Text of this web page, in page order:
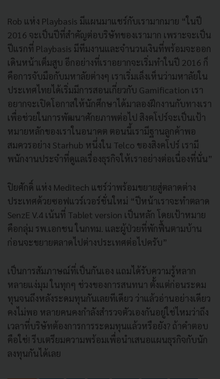
Rob แห่ง Playbasis มีแผนมาแชร์กับเรามากมาย “ในปี
2016 จะเป็นปีที่สำคัญต่อบริษัทของเรามาก เพราะจะเป็น
ปีแรกที่ Playbasis มีทีมงานและจำนวนเงินที่พร้อมจะออก
เดินหน้าเต็มสูบ อีกอย่างที่เราอยากจะเริ่มทำในปี 2016 ก็
คือการจับมือกับมหาลัยต่างๆ เราเริ่มเล็งเห็นว่ามหาลัยใน
ประเทศไทยได้เริ่มมีการสอนเกี่ยวกับ Gamification เรา
อยากจะเปิดโอกาสให้นักศึกษาได้มาลองฝึกงานกับทางเรา
เพื่อช่วยในการพัฒนาศักยภาพต่อไป สิงคโปร์จะเป็นเป้า
หมายหลักของเราในอนาคต ตอนนี้เรามีฐานลูกค้าพอ
สมควรอย่าง Starhub หนึ่งใน Telco ของสิงคโปร์ เรามี
พนักงานประจำที่ดูแลเรื่องธุรกิจให้เราอย่างต่อเนื่องที่นั่น”
ปิยศักดิ์ แห่ง Meditech แชร์ว่าพร้อมขยายสู่ตลาดต่าง
ประเทศด้วยซอฟแวร์เวอร์ชั่นใหม่ “ปีหน้าเราจะทำตลาด
SenzE V.4 เน้นที่ Tablet version เป็นหลัก โดยเป้าหมาย
คือกลุ่ม รพ.เอกชน ในกทม. และผู้ป่วยที่พักฟื้นตามบ้าน
ก่อนจะขยายตลาดไปต่างประเทศต่อไปครับ”
เป็นการสัมภาษณ์ที่เป็นกันเอง แถมได้รับความรู้หลาก
หลายแง่มุม ในทุกๆ ช่วงของการสนทนา ตั้งแต่ก่อนระดม
ทุนจนถึงหลังระดมทุนกันเลยทีเดียว ว่าแล้วอ่านอย่างเดียว
คงไม่พอ หลายคนคงกำลังสำรวจตัวเองกันอยู่ใช่ไหมว่าถึง
เวลาที่บริษัทต้องการการระดมทุนแล้วหรือยัง? ถ้าคำตอบ
คือใช่! รีบเตรียมความพร้อมเพื่อนำเสนอแผนธุรกิจกับนัก
ลงทุนกันได้เลย